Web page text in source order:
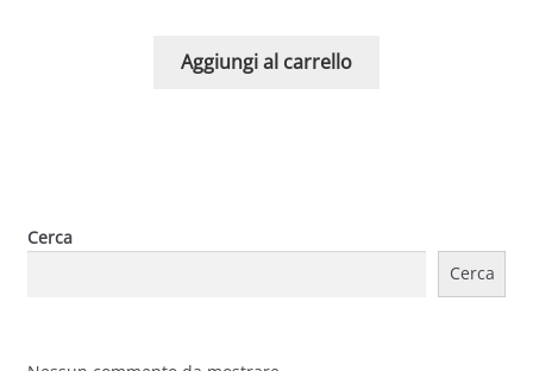
Aggiungi al carrello
Cerca
Cerca